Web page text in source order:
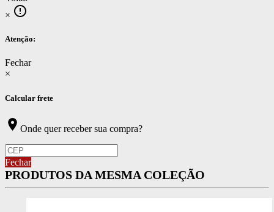
× error_outline
Atenção:
Fechar
×
Calcular frete
location_on Onde quer receber sua compra?
Fechar
PRODUTOS DA MESMA COLEÇÃO